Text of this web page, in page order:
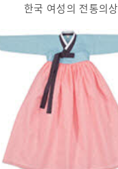
한국 여성의 전통의상